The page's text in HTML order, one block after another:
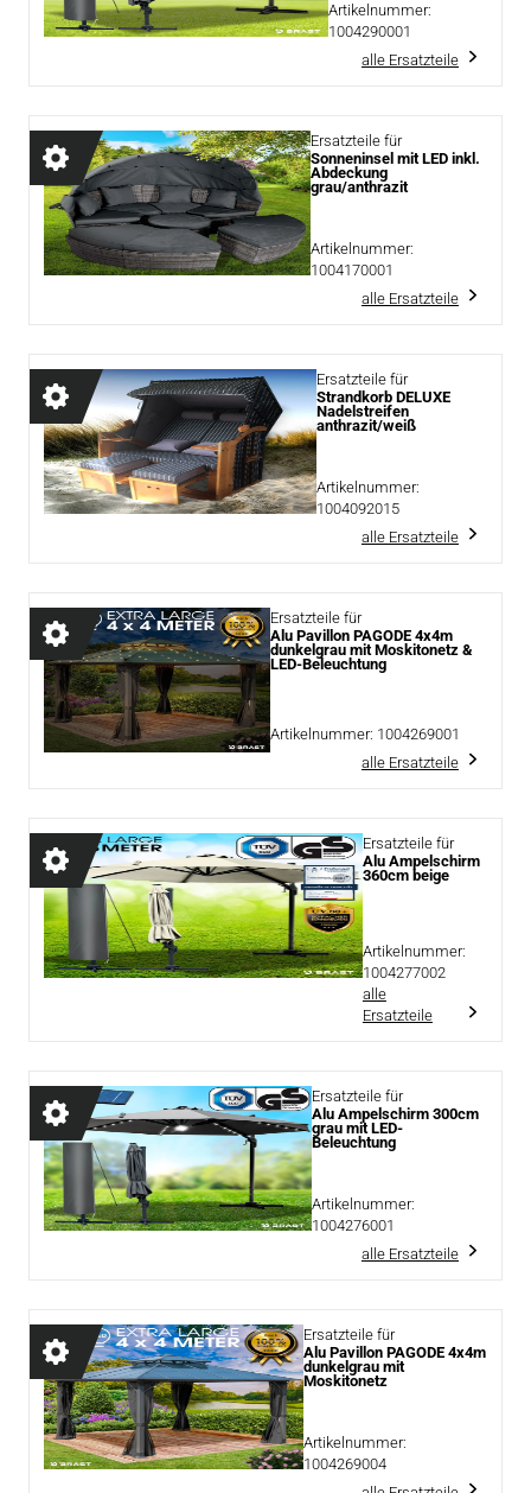
Artikelnummer:
1004290001
alle Ersatzteile
Ersatzteile für
Sonneninsel mit LED inkl.
Abdeckung
grau/anthrazit
Artikelnummer:
1004170001
alle Ersatzteile
Ersatzteile für
Strandkorb DELUXE
Nadelstreifen
anthrazit/weiß
Artikelnummer:
1004092015
alle Ersatzteile
Ersatzteile für
Alu Pavillon PAGODE 4x4m
dunkelgrau mit Moskitonetz &
LED-Beleuchtung
Artikelnummer: 1004269001
alle Ersatzteile
Ersatzteile für
Alu Ampelschirm
360cm beige
Artikelnummer:
1004277002
alle
Ersatzteile
Ersatzteile für
Alu Ampelschirm 300cm
grau mit LED-
Beleuchtung
Artikelnummer:
1004276001
alle Ersatzteile
Ersatzteile für
Alu Pavillon PAGODE 4x4m
dunkelgrau mit
Moskitonetz
Artikelnummer:
1004269004